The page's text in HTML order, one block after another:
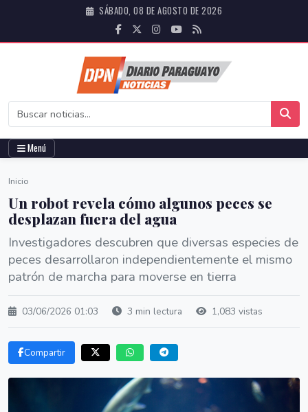
SÁBADO, 08 DE AGOSTO DE 2026
Menú
Inicio
Un robot revela cómo algunos peces se
desplazan fuera del agua
Investigadores descubren que diversas especies de
peces desarrollaron independientemente el mismo
patrón de marcha para moverse en tierra
03/06/2026 01:03 3 min lectura 1,083 vistas
Compartir